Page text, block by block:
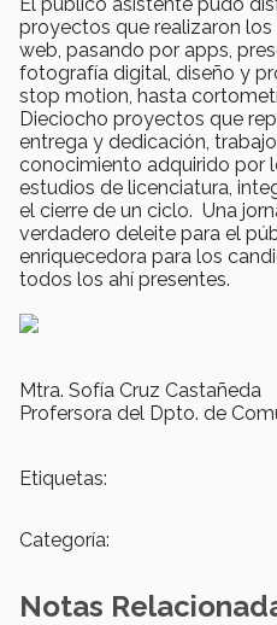
proyectos que realizaron
web, pasando por apps,
fotografía digital, diseño y
stop motion, hasta
Dieciocho proyectos que
entrega y dedicación,
conocimiento adquirido por
estudios de licenciatura,
el cierre de un ciclo. Una
verdadero deleite para el
enriquecedora para los
todos los ahí presentes.
Mtra. Sofía Cruz Castañeda
Profersora del Dpto. de
Etiquetas:
Categoría:
Notas